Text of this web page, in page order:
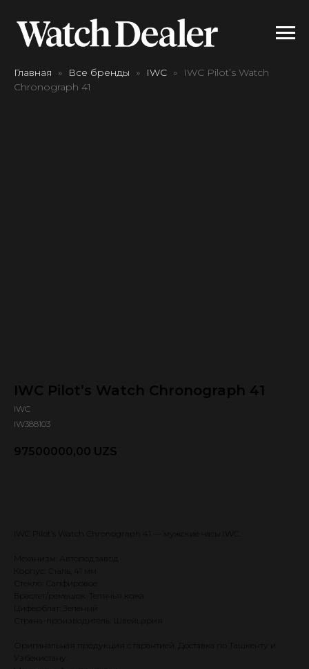
Главная Все бренды IWC
IWC Pilot’s Watch
Chronograph 41
IWC Pilot’s Watch Chronograph 41
IWC
IW388103
97500000,00 UZS
IWC Pilot’s Watch Chronograph 41 — мужские часы IWC.
Корпус: Сталь, 41 мм
Стекло: Сапфировое
Браслет/ремешок: Телячья кожа
Циферблат: Зелёный
Оригинальная продукция с гарантией. Доставка по Ташкенту и
Узбекистану.